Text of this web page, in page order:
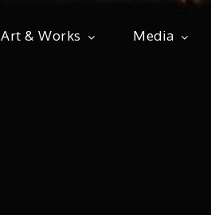
Art & Works Media